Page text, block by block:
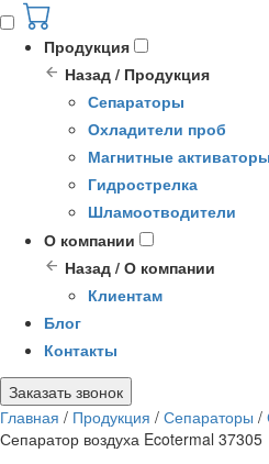
Продукция
Назад / Продукция
Сепараторы
Охладители проб
Магнитные активаторы
Гидрострелка
Шламоотводители
О компании
Назад / О компании
Клиентам
Блог
Контакты
Заказать звонок
Главная / Продукция / Сепараторы /
Сепаратор воздуха Ecotermal 37305